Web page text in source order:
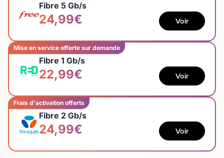
Fibre 5 Gb/s
24,99€ Voir
Mise en service offerte sur demande
Fibre 1 Gb/s
22,99€ Voir
Frais d'activation offerts
Fibre 2 Gb/s
24,99€ Voir